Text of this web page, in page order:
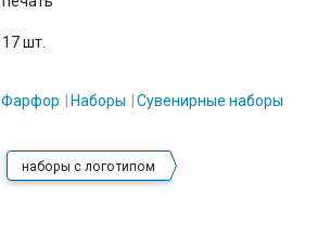
17 шт.
Фарфор Наборы Сувенирные наборы
наборы с логотипом